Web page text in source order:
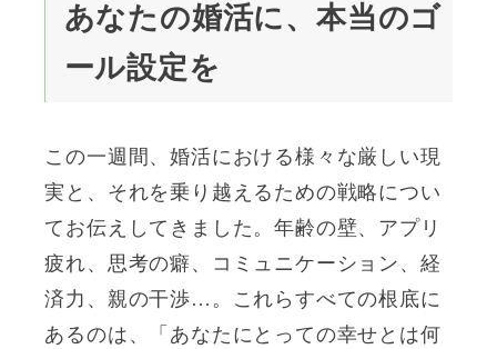
あなたの婚活に、本当のゴ
ール設定を
この一週間、婚活における様々な厳しい現
実と、それを乗り越えるための戦略につい
てお伝えしてきました。年齢の壁、アプリ
疲れ、思考の癖、コミュニケーション、経
済力、親の干渉…。これらすべての根底に
あるのは、「あなたにとっての幸せとは何